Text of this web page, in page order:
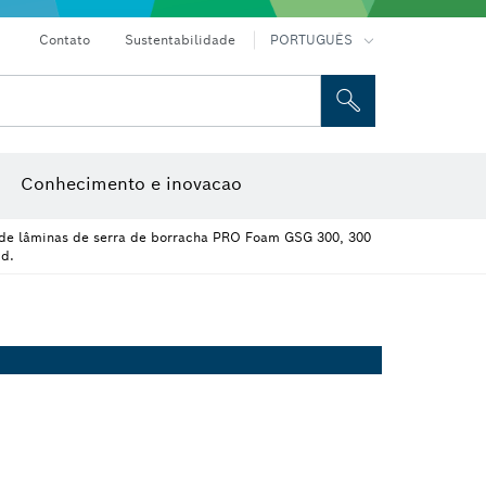
Contato Sustentabilidade PORTUGUÊS
Conhecimento e inovacao
lâminas de serra de borracha PRO Foam GSG 300, 300